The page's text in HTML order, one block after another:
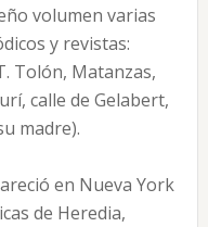
volumen varias
y revistas:
Tolón, Matanzas,
calle de Gelabert,
madre).
en Nueva York
de Heredia,